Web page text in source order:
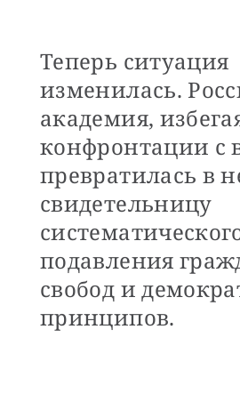
Теперь ситуация
изменилась.
академия,
конфронтации с
превратилась в
свидетельницу
подавления
свобод и
принципов.